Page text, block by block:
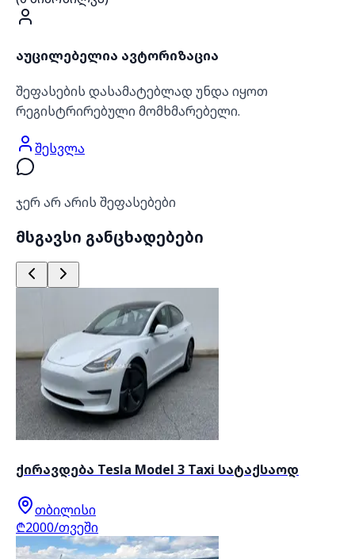
აუცილებელია ავტორიზაცია
შეფასების დასამატებლად უნდა იყოთ
რეგისტრირებული მომხმარებელი.
შესვლა
ჯერ არ არის შეფასებები
მსგავსი განცხადებები
ქირავდება Tesla Model 3 Taxi სატაქსაოდ
თბილისი
₾2000/თვეში